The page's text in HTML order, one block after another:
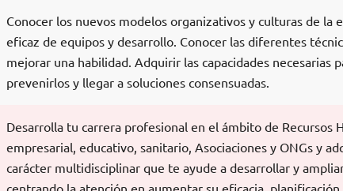
Conocer los nuevos modelos organizativos y culturas de la
eficaz de equipos y desarrollo. Conocer las diferentes
mejorar una habilidad. Adquirir las capacidades necesarias
prevenirlos y llegar a soluciones consensuadas.
Desarrolla tu carrera profesional en el ámbito de Recursos
empresarial, educativo, sanitario, Asociaciones y ONGs y
carácter multidisciplinar que te ayude a desarrollar y